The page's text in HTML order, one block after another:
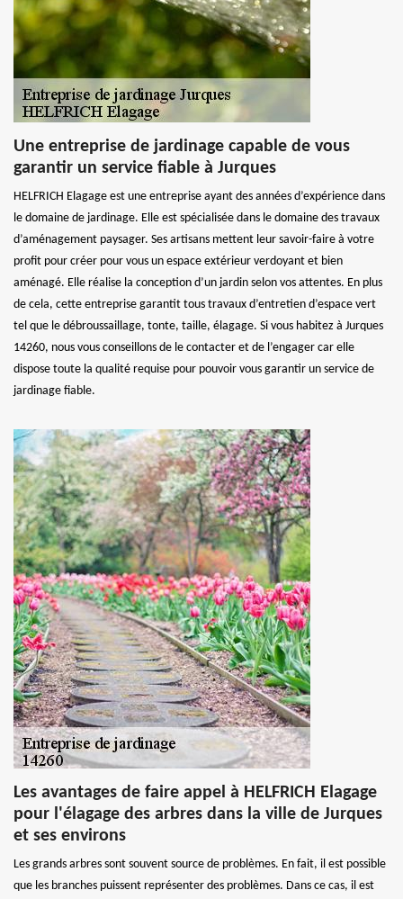
Une entreprise de jardinage capable de vous
garantir un service fiable à Jurques
HELFRICH Elagage est une entreprise ayant des années d’expérience dans
le domaine de jardinage. Elle est spécialisée dans le domaine des travaux
d’aménagement paysager. Ses artisans mettent leur savoir-faire à votre
profit pour créer pour vous un espace extérieur verdoyant et bien
aménagé. Elle réalise la conception d’un jardin selon vos attentes. En plus
de cela, cette entreprise garantit tous travaux d’entretien d’espace vert
tel que le débroussaillage, tonte, taille, élagage. Si vous habitez à Jurques
14260, nous vous conseillons de le contacter et de l’engager car elle
dispose toute la qualité requise pour pouvoir vous garantir un service de
jardinage fiable.
Les avantages de faire appel à HELFRICH Elagage
pour l'élagage des arbres dans la ville de Jurques
et ses environs
Les grands arbres sont souvent source de problèmes. En fait, il est possible
que les branches puissent représenter des problèmes. Dans ce cas, il est